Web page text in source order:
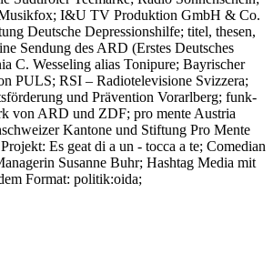
I&U TV Produktion GmbH & Co.
Deutsche Depressionshilfe; titel, thesen,
Sendung des ARD (Erstes Deutsches
C. Wesseling alias Tonipure; Bayrischer
PULS; RSI – Radiotelevisione Svizzera;
und Prävention Vorarlberg; funk-
von ARD und ZDF; pro mente Austria
Kantone und Stiftung Pro Mente
Projekt: Es geat di a un - tocca a te; Comedian
Susanne Buhr; Hashtag Media mit
Format: politik:oida;